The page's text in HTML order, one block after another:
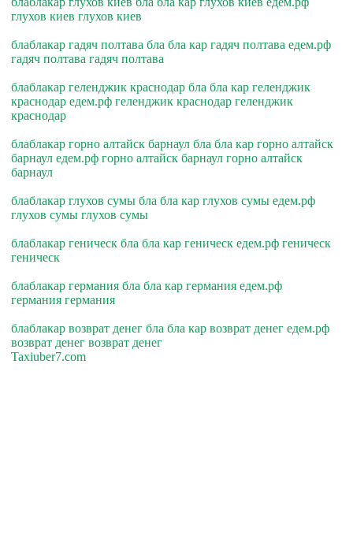
глухов киев глухов киев
блаблакар гадяч полтава бла бла кар гадяч полтава едем.рф
гадяч полтава гадяч полтава
блаблакар геленджик краснодар бла бла кар геленджик
краснодар едем.рф геленджик краснодар геленджик
краснодар
блаблакар горно алтайск барнаул бла бла кар горно алтайск
барнаул едем.рф горно алтайск барнаул горно алтайск
барнаул
блаблакар глухов сумы бла бла кар глухов сумы едем.рф
глухов сумы глухов сумы
блаблакар геническ бла бла кар геническ едем.рф геническ
геническ
блаблакар германия бла бла кар германия едем.рф
германия германия
блаблакар возврат денег бла бла кар возврат денег едем.рф
возврат денег возврат денег
Taxiuber7.com